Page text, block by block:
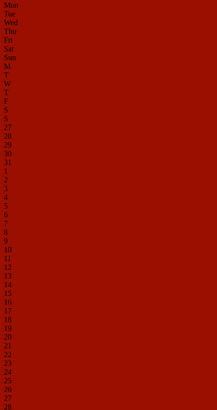
Mon
Tue
Wed
Thu
Fri
Sat
Sun
M
T
W
T
F
S
S
27
28
29
30
31
1
2
3
4
5
6
7
8
9
10
11
12
13
14
15
16
17
18
19
20
21
22
23
24
25
26
27
28